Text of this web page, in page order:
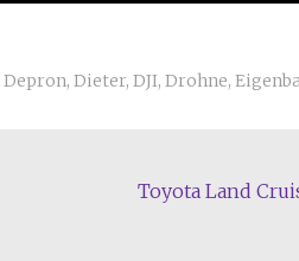
Depron, Dieter, DJI, Drohne,
Toyota Land